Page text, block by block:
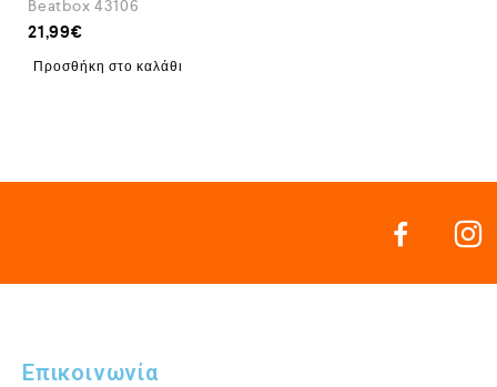
Beatbox 43106
21,99€
Προσθήκη στο καλάθι
Επικοινωνία